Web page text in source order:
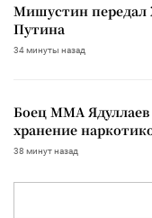
Мишустин передал
Путина
34 минуты назад
Боец ММА Ядуллаев
хранение
38 минут назад